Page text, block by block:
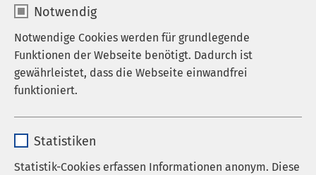
Notwendig
Notwendige Cookies werden für grundlegende
Funktionen der Webseite benötigt. Dadurch ist
gewährleistet, dass die Webseite einwandfrei
funktioniert.
Anbieter sgalinski
Statistiken
Statistik-Cookies erfassen Informationen anonym. Diese